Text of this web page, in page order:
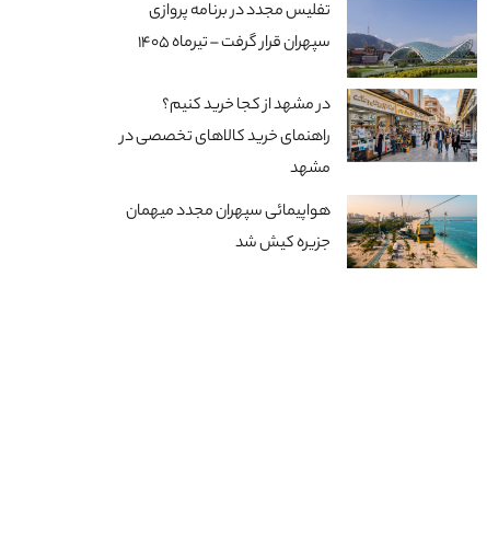
تفلیس مجدد در برنامه پروازی
سپهران قرار گرفت – تیرماه 1405
در مشهد از کجا خرید کنیم؟
راهنمای خرید کالاهای تخصصی در
مشهد
هواپیمائی سپهران مجدد میهمان
جزیره کیش شد